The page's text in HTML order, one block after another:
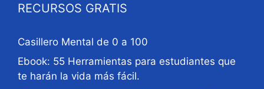
RECURSOS GRATIS
Casillero Mental de 0 a 100
Ebook: 55 Herramientas para estudiantes que
te harán la vida más fácil.